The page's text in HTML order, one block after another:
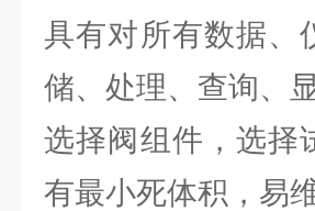
具有对所有数据、
储、处理、查询、
选择阀组件，选择
有最小死体积，易